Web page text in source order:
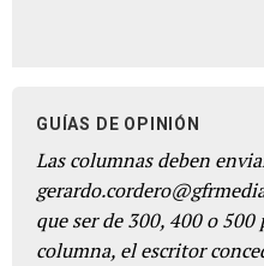
GUÍAS DE OPINIÓN
Las columnas deben
que ser de 300, 400 o
columna, el escritor